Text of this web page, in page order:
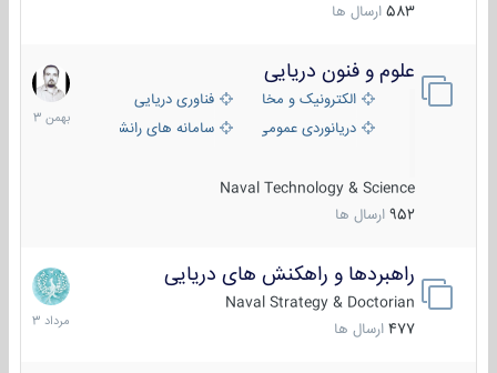
583 ارسال ها
علوم و فنون دریایی
الکترونیک و مخابرات دریاییفناوری دریایی
دریانوردی عمومی
سامانه های رانشی دریایی
Naval Technology & Science
952 ارسال ها
6
بهمن
1403
راهبردها و راهکنش های دریایی
Naval Strategy & Doctorian
477 ارسال ها
2
مرداد
1403